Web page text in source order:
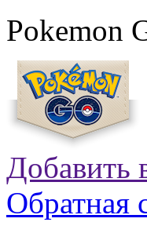
Pokemon
Добавить
Обратная